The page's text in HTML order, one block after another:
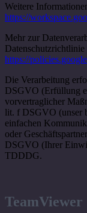
Weitere
https://
Mehr zur
https://
Die Verarbeitung
DSGVO (Erfüllung
vorvertraglicher
lit. f DSGVO (unser
einfachen
oder
DSGVO (Ihrer
TDDDG.
TeamViewer